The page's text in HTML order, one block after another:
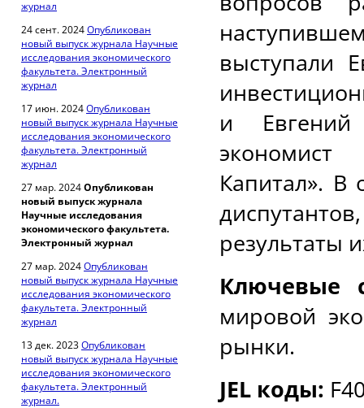
журнал
24 сент. 2024Опубликован
новый выпуск журнала Научные
исследования экономического
факультета. Электронный
журнал
17 июн. 2024Опубликован
новый выпуск журнала Научные
исследования экономического
факультета. Электронный
журнал
27 мар. 2024Опубликован
новый выпуск журнала
Научные исследования
экономического факультета.
Электронный журнал
27 мар. 2024Опубликован
новый выпуск журнала Научные
исследования экономического
факультета. Электронный
журнал
13 дек. 2023Опубликован
новый выпуск журнала Научные
исследования экономического
факультета. Электронный
журнал.
выступали
и Евгений
Капитал». В
результаты
Ключевые
мировой
рынки.
JEL коды: